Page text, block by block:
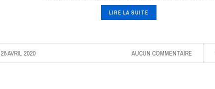
LIRE LA SUITE
26 AVRIL 2020 AUCUN COMMENTAIRE